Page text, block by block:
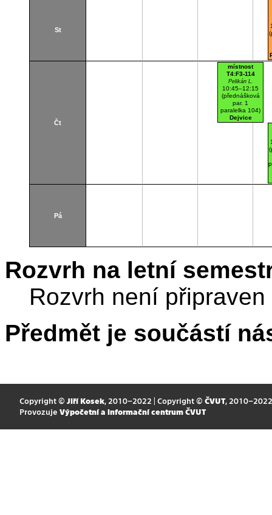
St
Čt
místnost
T4:F3-114
Pelikán L.
10:45–12:15
(přednášková
par. 1
paralelka 104)
Dejvice
Pá
Rozvrh na letní
Rozvrh není připraven
Předmět je součástí
Copyright © Jiří Kosek, 2010–2022 | Copyright © ČVUT, 2010–2022
Provozuje Výpočetní a informační centrum ČVUT